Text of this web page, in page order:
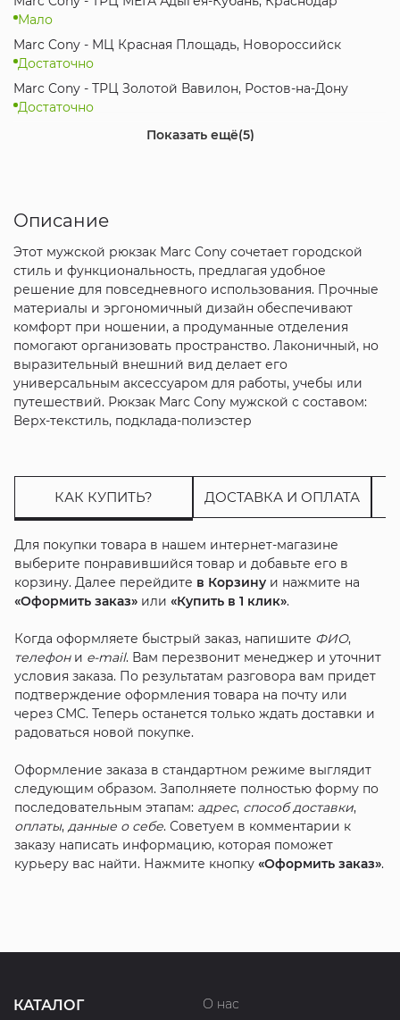
Мало
Marc Cony - МЦ Красная Площадь, Новороссийск
Достаточно
Marc Cony - ТРЦ Золотой Вавилон, Ростов-на-Дону
Достаточно
Marc Cony - МЦ Коsмос, Ставрополь
Marc Cony - ТЦ МЕГА Ростов-на-Дону, Аксай
Marc Cony - ТРЦ Вершина PLAZA, Пятигорск
Marc Cony - ТРК Мегамаг, Ростов-на-Дону
Мало
Показать ещё(5)
Описание
Этот мужской рюкзак Marc Cony сочетает городской
стиль и функциональность, предлагая удобное
решение для повседневного использования. Прочные
материалы и эргономичный дизайн обеспечивают
комфорт при ношении, а продуманные отделения
помогают организовать пространство. Лаконичный, но
выразительный внешний вид делает его
универсальным аксессуаром для работы, учебы или
путешествий. Рюкзак Marc Cony мужской с составом:
Верх-текстиль, подклада-полиэстер
КАК КУПИТЬ? ДОСТАВКА И ОПЛАТА
Для покупки товара в нашем интернет-магазине
выберите понравившийся товар и добавьте его в
корзину. Далее перейдите в Корзинуи нажмите на
«Оформить заказ»или «Купить в 1 клик».
Когда оформляете быстрый заказ, напишите ФИО,
телефони e-mail. Вам перезвонит менеджер и уточнит
условия заказа. По результатам разговора вам придет
подтверждение оформления товара на почту или
через СМС. Теперь останется только ждать доставки и
радоваться новой покупке.
Оформление заказа в стандартном режиме выглядит
следующим образом. Заполняете полностью форму по
последовательным этапам: адрес, способ доставки,
оплаты, данные о себе. Советуем в комментарии к
заказу написать информацию, которая поможет
курьеру вас найти. Нажмите кнопку «Оформить заказ».
КАТАЛОГ
О нас